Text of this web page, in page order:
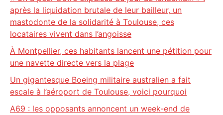
après la liquidation brutale de leur bailleur, un
mastodonte de la solidarité à Toulouse, ces
locataires vivent dans l’angoisse
À Montpellier, ces habitants lancent une pétition pour
une navette directe vers la plage
Un gigantesque Boeing militaire australien a fait
escale à l’aéroport de Toulouse, voici pourquoi
A69 : les opposants annoncent un week-end de